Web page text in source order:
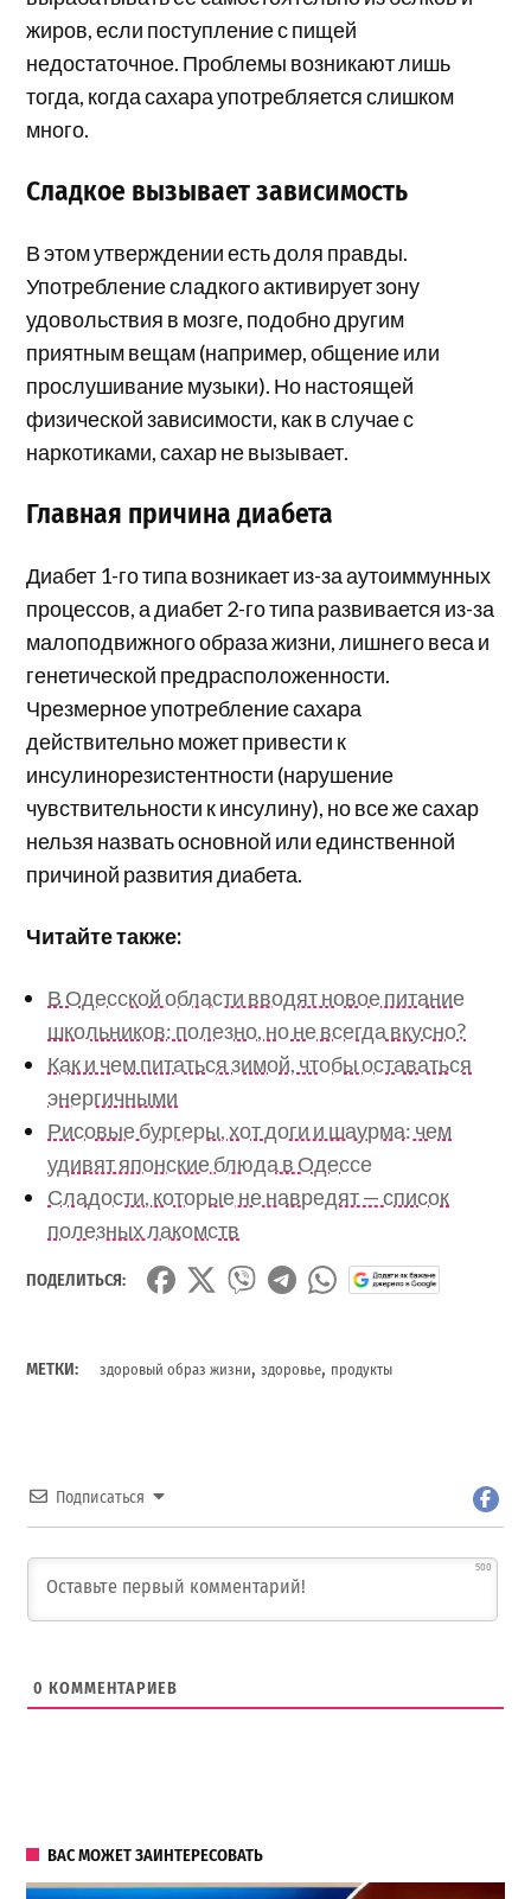
жиров, если поступление с пищей
недостаточное. Проблемы возникают лишь
тогда, когда сахара употребляется слишком
много.
Сладкое вызывает зависимость
В этом утверждении есть доля правды.
Употребление сладкого активирует зону
удовольствия в мозге, подобно другим
приятным вещам (например, общение или
прослушивание музыки). Но настоящей
физической зависимости, как в случае с
наркотиками, сахар не вызывает.
Главная причина диабета
Диабет 1-го типа возникает из-за аутоиммунных
процессов, а диабет 2-го типа развивается из-за
малоподвижного образа жизни, лишнего веса и
генетической предрасположенности.
Чрезмерное употребление сахара
действительно может привести к
инсулинорезистентности (нарушение
чувствительности к инсулину), но все же сахар
нельзя назвать основной или единственной
причиной развития диабета.
Читайте также:
В Одесской области вводят новое питание
школьников: полезно, но не всегда вкусно?
Как и чем питаться зимой, чтобы оставаться
энергичными
Рисовые бургеры, хот доги и шаурма: чем
удивят японские блюда в Одессе
Сладости, которые не навредят — список
полезных лакомств
ПОДЕЛИТЬСЯ:
МЕТКИ: здоровый образ жизни,здоровье, продукты
Подписаться
500
0 КОММЕНТАРИЕВ
ВАС МОЖЕТ ЗАИНТЕРЕСОВАТЬ